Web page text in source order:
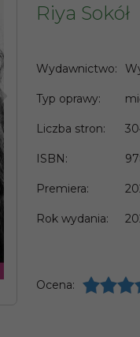
Riya Sokół
Wydawnictwo:
Typ oprawy:
Liczba stron:
ISBN:
Premiera:
Rok wydania:
Ocena: